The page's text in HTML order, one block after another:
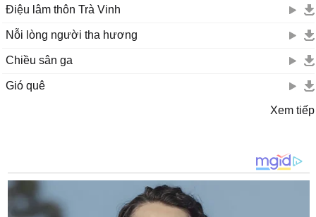
Điệu lâm thôn Trà Vinh
Nỗi lòng người tha hương
Chiều sân ga
Gió quê
Xem tiếp